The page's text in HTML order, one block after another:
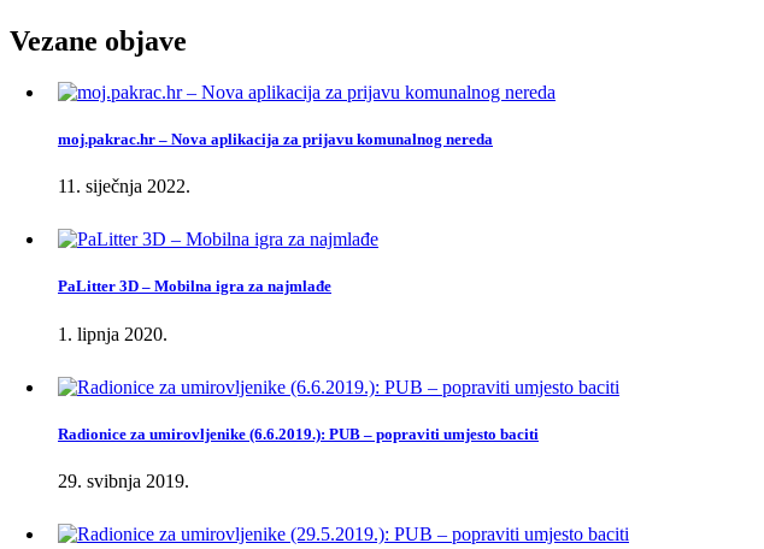
Vezane objave
moj.pakrac.hr – Nova aplikacija za prijavu komunalnog nereda
11. siječnja 2022.
PaLitter 3D – Mobilna igra za najmlađe
1. lipnja 2020.
Radionice za umirovljenike (6.6.2019.): PUB – popraviti umjesto baciti
29. svibnja 2019.